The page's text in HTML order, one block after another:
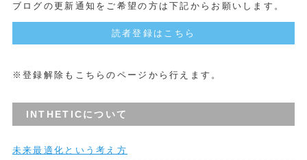
ブログの更新通知をご希望の方は下記からお願いします。
読者登録はこちら
※登録解除もこちらのページから行えます。
INTHETICについて
未来最適化という考え方